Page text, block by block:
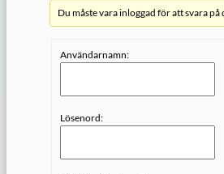
Du måste vara inloggad för att svara på
Användarnamn:
Lösenord: